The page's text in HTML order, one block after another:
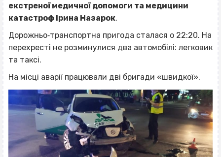
екстреної медичної допомоги та медицини
катастроф Ірина Назарок.
Дорожньо‐транспортна пригода сталася о 22:20. На
перехресті не розминулися два автомобілі: легковик
та таксі.
На місці аварії працювали дві бригади «швидкої».